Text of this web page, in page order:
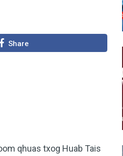
Share
qhuas txog Huab Tais